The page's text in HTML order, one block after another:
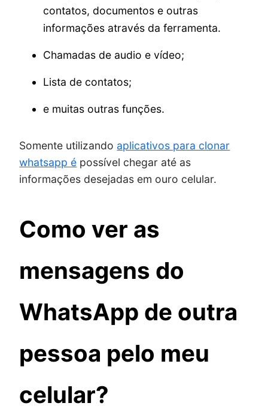
contatos, documentos e outras
informações através da ferramenta.
Chamadas de audio e vídeo;
Lista de contatos;
e muitas outras funções.
Somente utilizando aplicativos para clonar
whatsapp é possível chegar até as
informações desejadas em ouro celular.
Como ver as
mensagens do
WhatsApp de outra
pessoa pelo meu
celular?